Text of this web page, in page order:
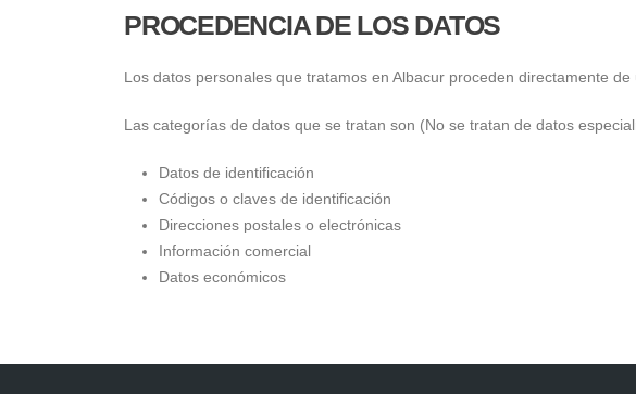
PROCEDENCIA DE LOS DATOS
Los datos personales que tratamos en Albacur proceden directamente
Las categorías de datos que se tratan son (No se tratan de datos
Datos de identificación
Códigos o claves de identificación
Direcciones postales o electrónicas
Información comercial
Datos económicos